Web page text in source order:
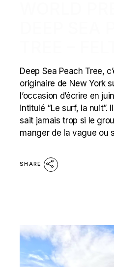
Deep Sea Peach Tree,
originaire de New York
l’occasion d’écrire en
intitulé “Le surf, la nuit”.
sait jamais trop si le
manger de la vague ou s
SHARE